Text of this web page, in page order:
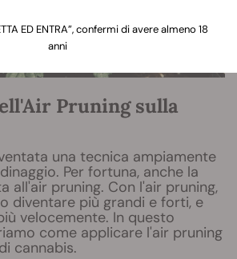
Pruning sulla
una tecnica ampiamente
Per fortuna, anche la
all'air pruning. Con l'air pruning,
diventare più grandi e forti, e
velocemente. In questo
come applicare l'air pruning
cannabis.
ED ENTRA”, confermi di avere almeno 18
anni